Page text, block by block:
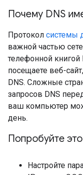
Почему DNS
Протокол системы
важной частью
телефонной
посещаете веб-
DNS. Сложные
запросов DNS
ваш компьютер
день.
Попробуйте это
Настройте